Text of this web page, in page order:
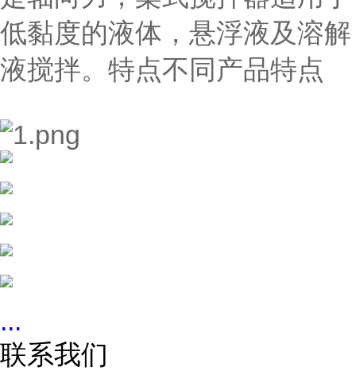
低黏度的液体，悬浮液及溶解
液搅拌。特点不同产品特点
...
联系我们